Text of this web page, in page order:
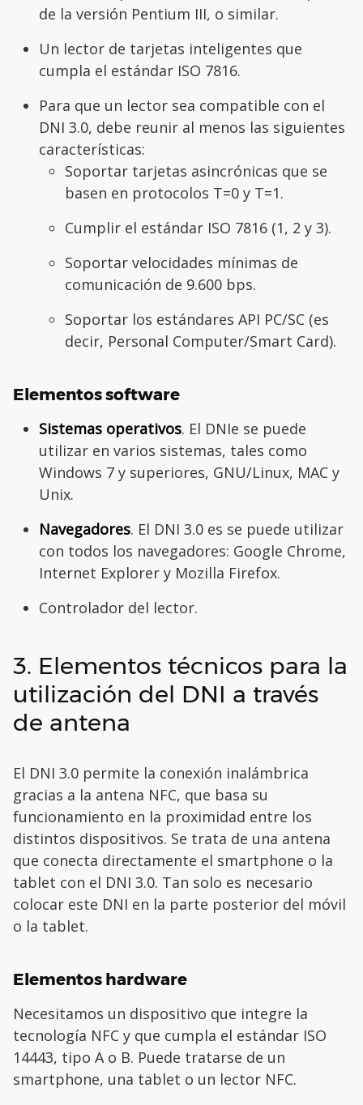
de la versión Pentium III, o similar.
Un lector de tarjetas inteligentes que
cumpla el estándar ISO 7816.
Para que un lector sea compatible con el
DNI 3.0, debe reunir al menos las siguientes
características:
Soportar tarjetas asincrónicas que se
basen en protocolos T=0 y T=1.
Cumplir el estándar ISO 7816 (1, 2 y 3).
Soportar velocidades mínimas de
comunicación de 9.600 bps.
Soportar los estándares API PC/SC (es
decir, Personal Computer/Smart Card).
Elementos software
Sistemas operativos. El DNIe se puede
utilizar en varios sistemas, tales como
Windows 7 y superiores, GNU/Linux, MAC y
Unix.
Navegadores. El DNI 3.0 es se puede utilizar
con todos los navegadores: Google Chrome,
Internet Explorer y Mozilla Firefox.
Controlador del lector.
3. Elementos técnicos para la
utilización del DNI a través
de antena
El DNI 3.0 permite la conexión inalámbrica
gracias a la antena NFC, que basa su
funcionamiento en la proximidad entre los
distintos dispositivos. Se trata de una antena
que conecta directamente el smartphone o la
tablet con el DNI 3.0. Tan solo es necesario
colocar este DNI en la parte posterior del móvil
o la tablet.
Elementos hardware
Necesitamos un dispositivo que integre la
tecnología NFC y que cumpla el estándar ISO
14443, tipo A o B. Puede tratarse de un
smartphone, una tablet o un lector NFC.